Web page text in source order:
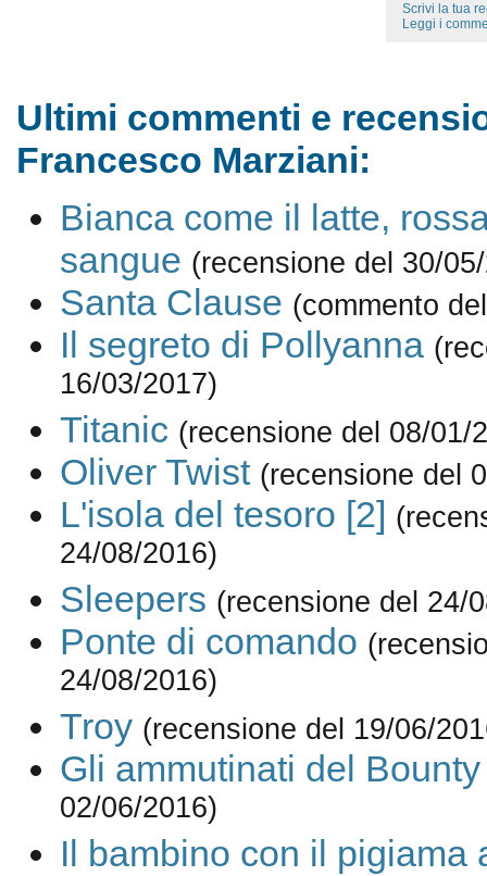
Scrivi la tua
Leggi i
Ultimi commenti e
Francesco Marziani:
Bianca come il latte,
sangue (recensione del 30/
Santa Clause (commento
Il segreto di Pollyanna
16/03/2017)
Titanic (recensione del 08/01/
Oliver Twist (recensione del
L'isola del tesoro [2]
24/08/2016)
Sleepers (recensione del 24/
Ponte di comando
24/08/2016)
Troy (recensione del 19/06/
Gli ammutinati del Bounty
02/06/2016)
Il bambino con il pigiama